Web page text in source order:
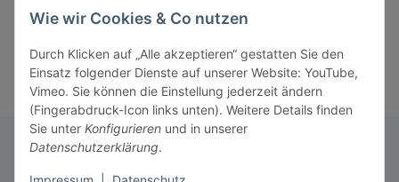
14,90 €
Wie wir Cookies & Co nutzen
Durch Klicken auf „Alle akzeptieren“ gestatten Sie den
Einsatz folgender Dienste auf unserer Website: YouTube,
Vimeo. Sie können die Einstellung jederzeit ändern
(Fingerabdruck-Icon links unten). Weitere Details finden
Sie unter Konfigurieren und in unserer
Datenschutzerklärung.